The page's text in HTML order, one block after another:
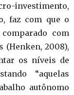
investimento,
faz com que o
com
(Henken, 2008),
os níveis de
“aquelas
autônomo